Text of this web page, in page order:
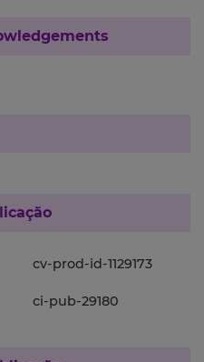
cv-prod-id-1129173
ci-pub-29180